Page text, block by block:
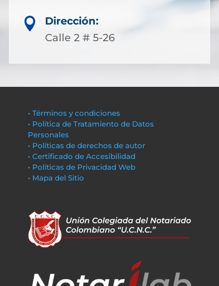

Dirección:
Calle 2 # 5-26
• Términos y condiciones
• Política de Tratamiento de Datos
Personales
• Políticas de derechos de autor
• Certificado de Accesibilidad
• Políticas de Privacidad Web
• Mapa del Sitio